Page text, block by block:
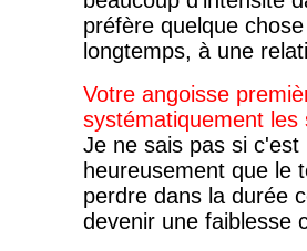
préfère quelque
longtemps, à une
Votre angoisse
systématiquement les
Je ne sais pas si
heureusement que le
perdre dans la durée
devenir une faiblesse